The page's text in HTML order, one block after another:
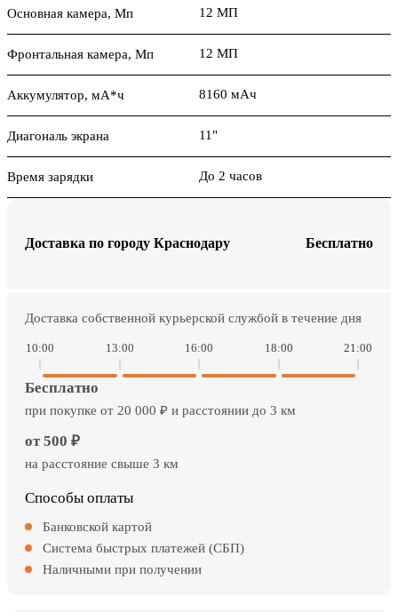
Основная камера, Мп 12 МП
Фронтальная камера, Мп 12 МП
Аккумулятор, мА*ч 8160 мАч
Диагональ экрана 11"
Время зарядки До 2 часов
Доставка по городу Краснодару Бесплатно
Доставка собственной курьерской службой в течение дня
10:00 13:00 16:00 18:00 21:00
Бесплатно
при покупке от 20 000 ₽ и расстоянии до 3 км
от 500 ₽
на расстояние свыше 3 км
Способы оплаты
Банковской картой
Система быстрых платежей (СБП)
Наличными при получении